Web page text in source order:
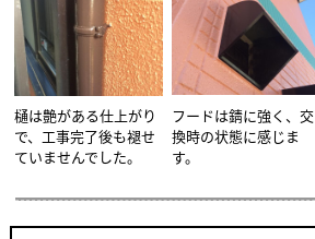
樋は艶がある仕上がり
で、工事完了後も褪せ
ていませんでした。
フードは錆に強く、交
換時の状態に感じま
す。